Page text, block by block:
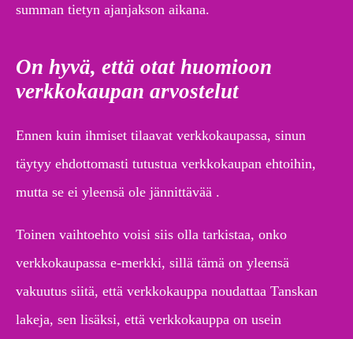
summan tietyn ajanjakson aikana.
On hyvä, että otat huomioon
verkkokaupan arvostelut
Ennen kuin ihmiset tilaavat verkkokaupassa, sinun
täytyy ehdottomasti tutustua verkkokaupan ehtoihin,
mutta se ei yleensä ole jännittävää .
Toinen vaihtoehto voisi siis olla tarkistaa, onko
verkkokaupassa e-merkki, sillä tämä on yleensä
vakuutus siitä, että verkkokauppa noudattaa Tanskan
lakeja, sen lisäksi, että verkkokauppa on usein